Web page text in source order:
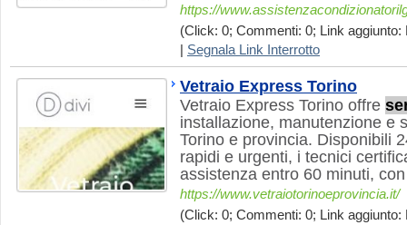
https://
(Click: 0; Commenti: 0; Link aggiunto:
Segnala Link Interrotto
Vetraio Express Torino
Vetraio Express Torino offre
installazione, manutenzione e
Torino e provincia. Disponibili
rapidi e urgenti, i tecnici
assistenza entro 60 minuti,
https://www.vetraiotorinoeprovincia.it/
(Click: 0; Commenti: 0; Link aggiunto: